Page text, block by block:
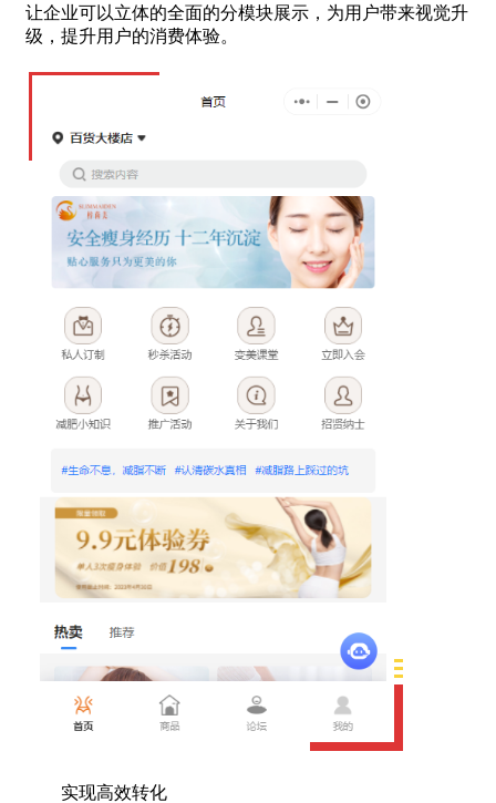
让企业可以立体的全面的分模块展示，为用户带来视觉升
级，提升用户的消费体验。
实现高效转化